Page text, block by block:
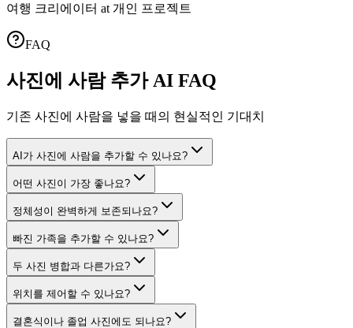
여행 크리에이터 at 개인 프로젝트
FAQ
사진에 사람 추가 AI FAQ
기존 사진에 사람을 넣을 때의 현실적인 기대치
AI가 사진에 사람을 추가할 수 있나요?
어떤 사진이 가장 좋나요?
정체성이 완벽하게 보존되나요?
빠진 가족을 추가할 수 있나요?
두 사진 병합과 다른가요?
위치를 제어할 수 있나요?
결혼식이나 졸업 사진에도 되나요?